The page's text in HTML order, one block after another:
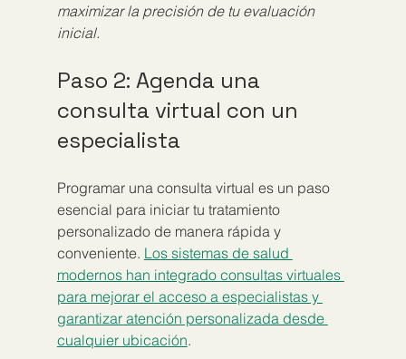
maximizar la precisión de tu evaluación
inicial.
Paso 2: Agenda una
consulta virtual con un
especialista
Programar una consulta virtual es un paso
esencial para iniciar tu tratamiento
personalizado de manera rápida y
conveniente. Los sistemas de salud
modernos han integrado consultas virtuales
para mejorar el acceso a especialistas y
garantizar atención personalizada desde
cualquier ubicación.